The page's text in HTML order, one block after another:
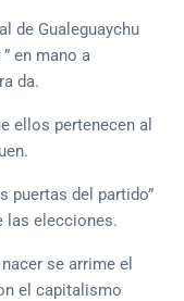
de Gualeguaychu
en mano a
da.
ellos pertenecen al
puertas del partido”
las elecciones.
se arrime el
el capitalismo